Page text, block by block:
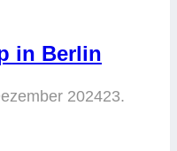
in Berlin
202423.